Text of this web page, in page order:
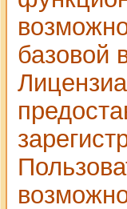
базовой